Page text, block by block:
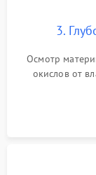
3.
Осмотр
окислов от